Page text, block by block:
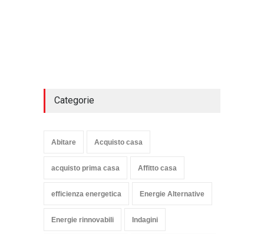
Categorie
Abitare Acquisto casa
acquisto prima casa Affitto casa
efficienza energetica Energie Alternative
Energie rinnovabili Indagini